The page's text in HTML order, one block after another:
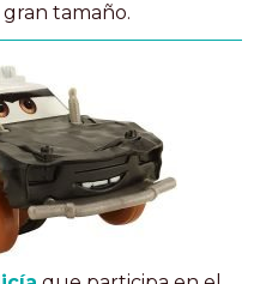
tamaño.